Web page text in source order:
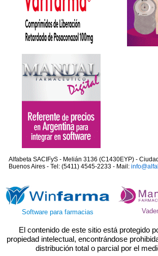
Alfabeta SACIFyS - Melián 3136 (C1430EYP) -
Buenos Aires - Tel: (5411) 4545-2233 - Mail:
Software para farmacias
El contenido de este sitio está protegido
propiedad intelectual, encontrándose
distribución total o parcial por el